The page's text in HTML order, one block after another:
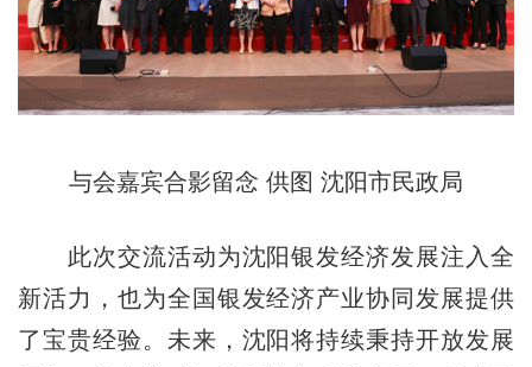
与会嘉宾合影留念 供图 沈阳市民政局
此次交流活动为沈阳银发经济发展注入全
新活力，也为全国银发经济产业协同发展提供
了宝贵经验。未来，沈阳将持续秉持开放发展